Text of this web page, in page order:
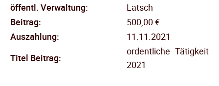
öffentl. Verwaltung:
Latsch
Beitrag:
500,00 €
Auszahlung:
11.11.2021
Titel Beitrag:
ordentliche Tätigkeit
2021